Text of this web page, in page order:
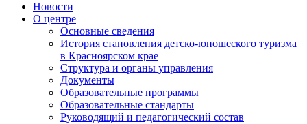
Новости
О центре
Основные сведения
История становления детско-юношеского туризма
в Красноярском крае
Структура и органы управления
Документы
Образовательные программы
Образовательные стандарты
Руководящий и педагогический состав